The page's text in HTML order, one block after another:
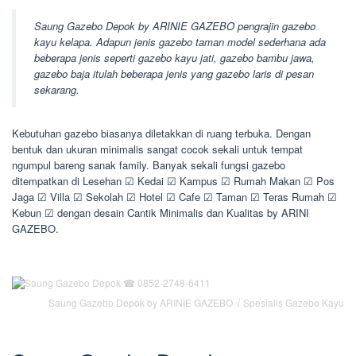
Saung Gazebo Depok by ARINIE GAZEBO pengrajin gazebo
kayu kelapa. Adapun jenis gazebo taman model sederhana ada
beberapa jenis seperti gazebo kayu jati, gazebo bambu jawa,
gazebo baja itulah beberapa jenis yang gazebo laris di pesan
sekarang.
Kebutuhan gazebo biasanya diletakkan di ruang terbuka. Dengan
bentuk dan ukuran minimalis sangat cocok sekali untuk tempat
ngumpul bareng sanak family. Banyak sekali fungsi gazebo
ditempatkan di Lesehan ☑ Kedai ☑ Kampus ☑ Rumah Makan ☑ Pos
Jaga ☑ Villa ☑ Sekolah ☑ Hotel ☑ Cafe ☑ Taman ☑ Teras Rumah ☑
Kebun ☑ dengan desain Cantik Minimalis dan Kualitas by ARINI
GAZEBO.
Saung Gazebo Depok by ARINIE GAZEBO √ Spesialis Gazebo Kayu